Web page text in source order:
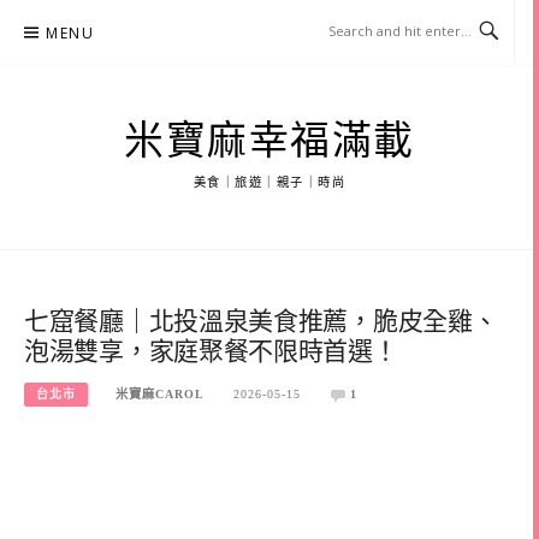
MENU
米寶麻幸福滿載
美食｜旅遊｜親子｜時尚
七窟餐廳｜北投溫泉美食推薦，脆皮全雞、
泡湯雙享，家庭聚餐不限時首選！
台北市 米寶麻CAROL 2026-05-15 1